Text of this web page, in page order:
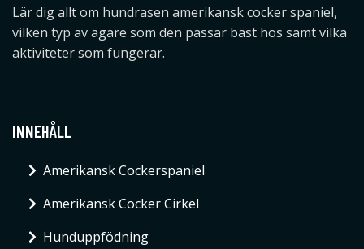
Lär dig allt om hundrasen amerikansk cocker spaniel,
vilken typ av ägare som den passar bäst hos samt vilka
aktiviteter som fungerar.
INNEHÅLL
Amerikansk Cockerspaniel
Amerikansk Cocker Cirkel
Hunduppfödning